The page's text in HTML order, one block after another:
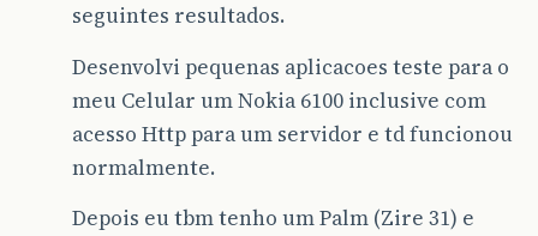
seguintes resultados.
Desenvolvi pequenas aplicacoes teste para o
meu Celular um Nokia 6100 inclusive com
acesso Http para um servidor e td funcionou
normalmente.
Depois eu tbm tenho um Palm (Zire 31) e